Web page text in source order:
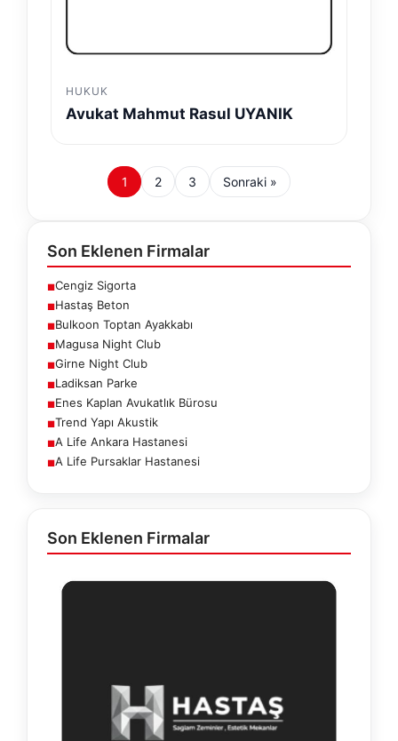
HUKUK
Avukat Mahmut Rasul UYANIK
1 2 3 Sonraki »
Son Eklenen Firmalar
■Cengiz Sigorta
■Hastaş Beton
■Bulkoon Toptan Ayakkabı
■Magusa Night Club
■Girne Night Club
■Ladiksan Parke
■Enes Kaplan Avukatlık Bürosu
■Trend Yapı Akustik
■A Life Ankara Hastanesi
■A Life Pursaklar Hastanesi
Son Eklenen Firmalar